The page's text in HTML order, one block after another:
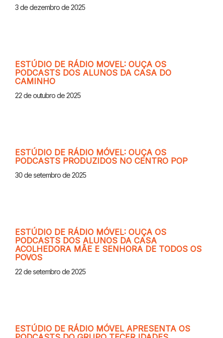
3 de dezembro de 2025
ESTÚDIO DE RÁDIO MOVEL: OUÇA OS
PODCASTS DOS ALUNOS DA CASA DO
CAMINHO
22 de outubro de 2025
ESTÚDIO DE RÁDIO MÓVEL: OUÇA OS
PODCASTS PRODUZIDOS NO CENTRO POP
30 de setembro de 2025
ESTÚDIO DE RÁDIO MÓVEL: OUÇA OS
PODCASTS DOS ALUNOS DA CASA
ACOLHEDORA MÃE E SENHORA DE TODOS OS
POVOS
22 de setembro de 2025
ESTÚDIO DE RÁDIO MÓVEL APRESENTA OS